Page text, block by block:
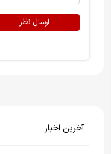
ارسال نظر
آخرین اخبار